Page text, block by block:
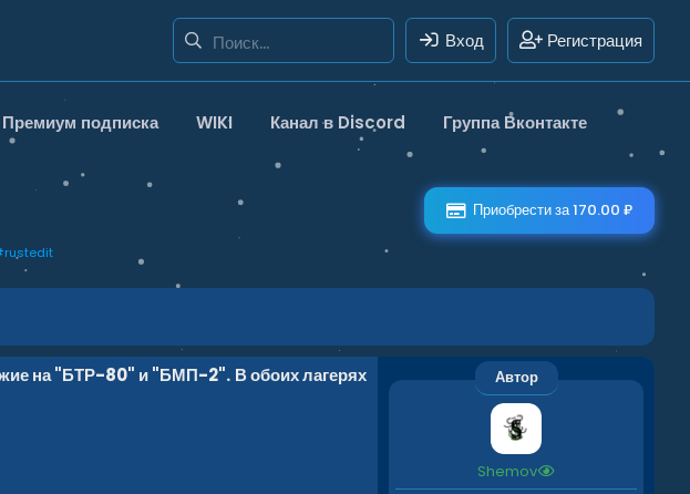
Вход Регистрация
Премиум подписка WIKI Канал в Discord Группа Вконтакте
Приобрести за 170.00 ₽
rustedit
на "БТР-80" и "БМП-2". В обоих лагерях
Автор
Shemov